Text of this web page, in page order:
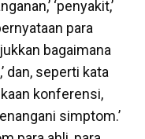
‘penyakit,’
para
bagaimana
dan, seperti kata
konferensi,
simptom.’